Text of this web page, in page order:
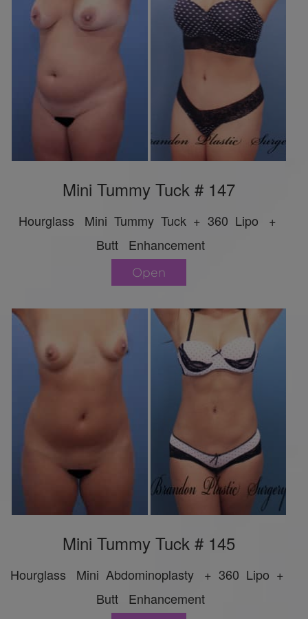
Mini Tummy Tuck # 147
Hourglass Mini Tummy Tuck + 360 Lipo +
Butt Enhancement
Open
Mini Tummy Tuck # 145
Hourglass Mini Abdominoplasty + 360 Lipo +
Butt Enhancement